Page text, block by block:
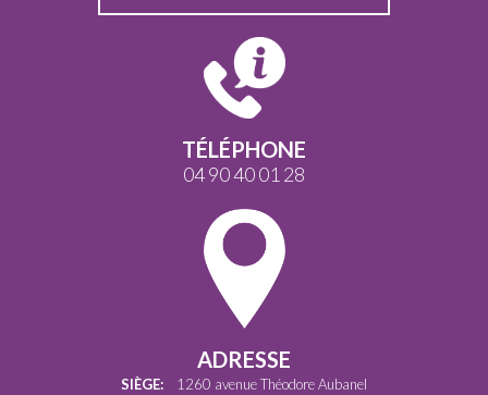
TÉLÉPHONE
04 90 40 01 28
ADRESSE
SIÈGE: 1260 avenue Théodore Aubanel